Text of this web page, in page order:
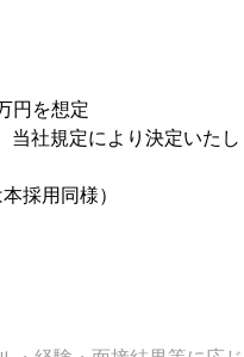
円を想定
社規定により決定いた
採用同様）